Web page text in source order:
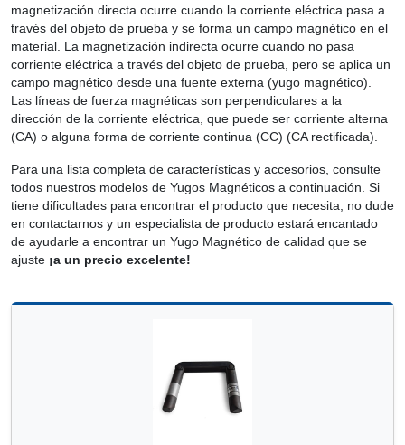
magnetización directa ocurre cuando la corriente eléctrica pasa a
través del objeto de prueba y se forma un campo magnético en el
material. La magnetización indirecta ocurre cuando no pasa
corriente eléctrica a través del objeto de prueba, pero se aplica un
campo magnético desde una fuente externa (yugo magnético).
Las líneas de fuerza magnéticas son perpendiculares a la
dirección de la corriente eléctrica, que puede ser corriente alterna
(CA) o alguna forma de corriente continua (CC) (CA rectificada).
Para una lista completa de características y accesorios, consulte
todos nuestros modelos de Yugos Magnéticos a continuación. Si
tiene dificultades para encontrar el producto que necesita, no dude
en contactarnos y un especialista de producto estará encantado
de ayudarle a encontrar un Yugo Magnético de calidad que se
ajuste ¡a un precio excelente!